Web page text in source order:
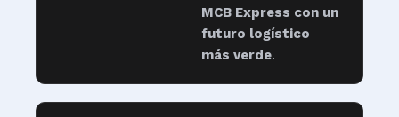
MCB Express con un
futuro logístico
más verde.